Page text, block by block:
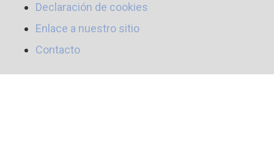
Declaración de cookies
Enlace a nuestro sitio
Contacto